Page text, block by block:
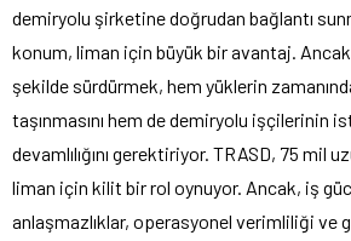
demiryolu şirketine doğrudan bağlantı
konum, liman için büyük bir avantaj. Ancak,
şekilde sürdürmek, hem yüklerin
taşınmasını hem de demiryolu işçilerinin
devamlılığını gerektiriyor. TRASD, 75 mil
liman için kilit bir rol oynuyor. Ancak, iş
anlaşmazlıklar, operasyonel verimliliği ve